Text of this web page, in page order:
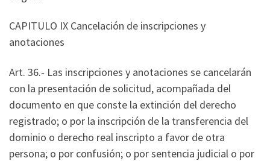
CAPITULO IX Cancelación de inscripciones y
anotaciones
Art. 36.- Las inscripciones y anotaciones se cancelarán
con la presentación de solicitud, acompañada del
documento en que conste la extinción del derecho
registrado; o por la inscripción de la transferencia del
dominio o derecho real inscripto a favor de otra
persona; o por confusión; o por sentencia judicial o por